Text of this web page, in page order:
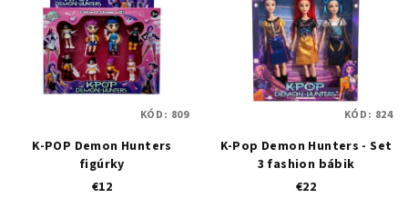
K-POP Demon Hunters
figúrky
€12
KÓD: 809
K-Pop Demon Hunters - Set
3 fashion bábik
€22
KÓD: 824